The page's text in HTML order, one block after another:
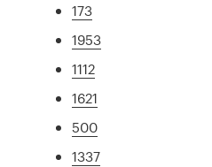
173
1953
1112
1621
500
1337